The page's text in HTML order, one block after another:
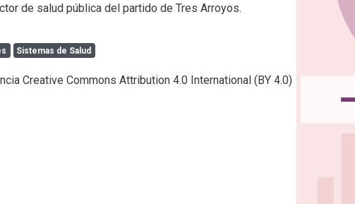
de salud pública del partido de Tres Arroyos.
Sistemas de Salud
Creative Commons Attribution 4.0 International (BY 4.0)